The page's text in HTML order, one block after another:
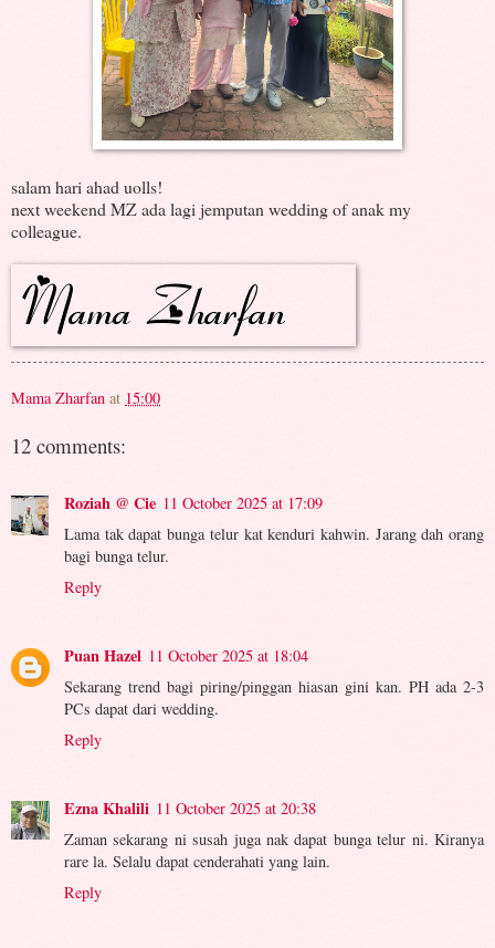
salam hari ahad uolls!
next weekend MZ ada lagi jemputan wedding of anak my
colleague.
Mama Zharfan at 15:00
12 comments:
Roziah @ Cie 11 October 2025 at 17:09
Lama tak dapat bunga telur kat kenduri kahwin. Jarang dah orang
bagi bunga telur.
Reply
Puan Hazel 11 October 2025 at 18:04
Sekarang trend bagi piring/pinggan hiasan gini kan. PH ada 2-3
PCs dapat dari wedding.
Reply
Ezna Khalili 11 October 2025 at 20:38
Zaman sekarang ni susah juga nak dapat bunga telur ni. Kiranya
rare la. Selalu dapat cenderahati yang lain.
Reply